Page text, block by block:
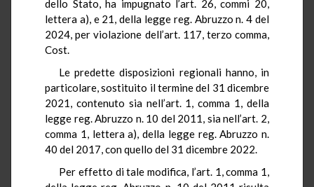
dello Stato, ha impugnato l’art. 26, commi 20,
lettera a), e 21, della legge reg. Abruzzo n. 4 del
2024, per violazione dell’art. 117, terzo comma,
Cost.
Le predette disposizioni regionali hanno, in
particolare, sostituito il termine del 31 dicembre
2021, contenuto sia nell’art. 1, comma 1, della
legge reg. Abruzzo n. 10 del 2011, sia nell’art. 2,
comma 1, lettera a), della legge reg. Abruzzo n.
40 del 2017, con quello del 31 dicembre 2022.
Per effetto di tale modifica, l’art. 1, comma 1,